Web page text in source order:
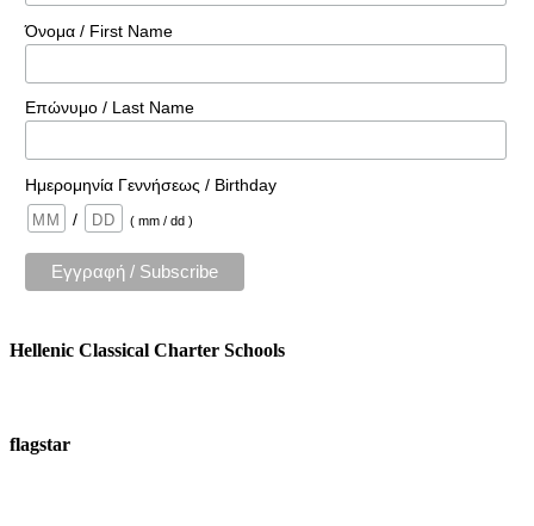
Όνομα / First Name
Επώνυμο / Last Name
Ημερομηνία Γεννήσεως / Birthday
/
( mm / dd )
Hellenic Classical Charter Schools
flagstar